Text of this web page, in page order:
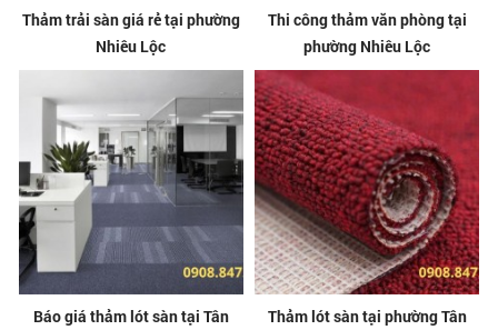
Thảm trải sàn giá rẻ tại phường
Nhiêu Lộc
Thi công thảm văn phòng tại
phường Nhiêu Lộc
Báo giá thảm lót sàn tại Tân
Thảm lót sàn tại phường Tân